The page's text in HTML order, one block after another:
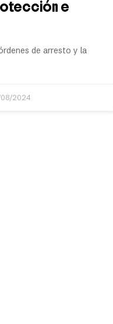
e
de arresto y la
2024